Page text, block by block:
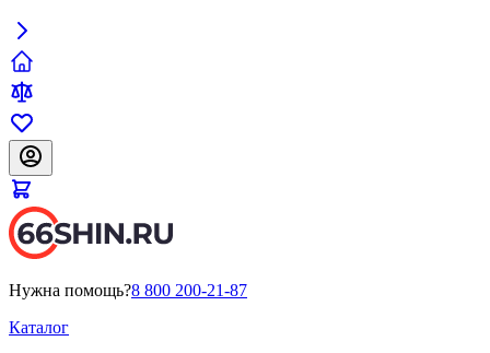
Нужна помощь?8 800 200-21-87
Каталог